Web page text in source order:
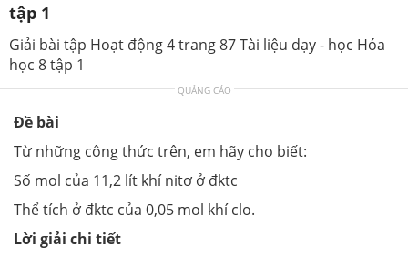
tập 1
Giải bài tập Hoạt động 4 trang 87 Tài liệu dạy - học Hóa
học 8 tập 1
QUẢNG CÁO
Đề bài
Từ những công thức trên, em hãy cho biết:
Số mol của 11,2 lít khí nitơ ở đktc
Thể tích ở đktc của 0,05 mol khí clo.
Lời giải chi tiết